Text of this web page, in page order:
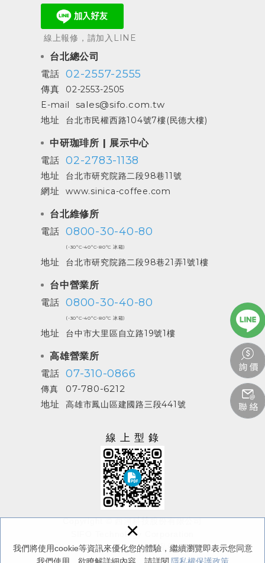
我們將使用cookie等資訊來優化您的體驗，繼續瀏覽即表示您同意
×
線上報修，請加入LINE
台北總公司
電話 02-2557-2555
傳真
02-2553-2505
E-mail
sales@sifo.com.tw
地址
台北市民權西路104號7樓(民德大樓)
中研珈琲所 | 展示中心
電話 02-2783-1138
地址 台北市研究院路二段98巷11號
網址 www.sinica-coffee.com
台北維修所
電話 0800-30-40-80
(-30ºC-40ºC-80ºC 冰箱)
地址 台北市研究院路二段98巷21弄1號1樓
台中營業所
電話 0800-30-40-80
(-30ºC-40ºC-80ºC 冰箱)
地址 台中市大里區自立路19號1樓
高雄營業所
電話 07-310-0866
傳真
07-780-6212
地址
高雄市鳳山區建國路三段441號
線上型錄
Copyright © 西河科技股份有限公司
SIFO Technology Corporation
All Rights Reserved./隱私權保護政策